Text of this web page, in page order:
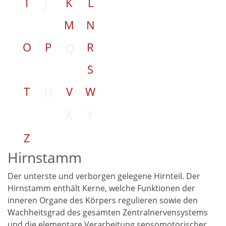
M
N
O
P
R
S
T
V
W
Z
Hirnstamm
Der unterste und verborgen gelegene Hirnteil. Der
Hirnstamm enthält Kerne, welche Funktionen der
inneren Organe des Körpers regulieren sowie den
Wachheitsgrad des gesamten Zentralnervensystems